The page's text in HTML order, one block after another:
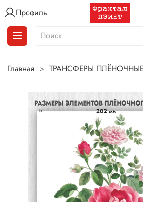
Профиль
Главная ТРАНСФЕРЫ ПЛЁНОЧНЫЕ